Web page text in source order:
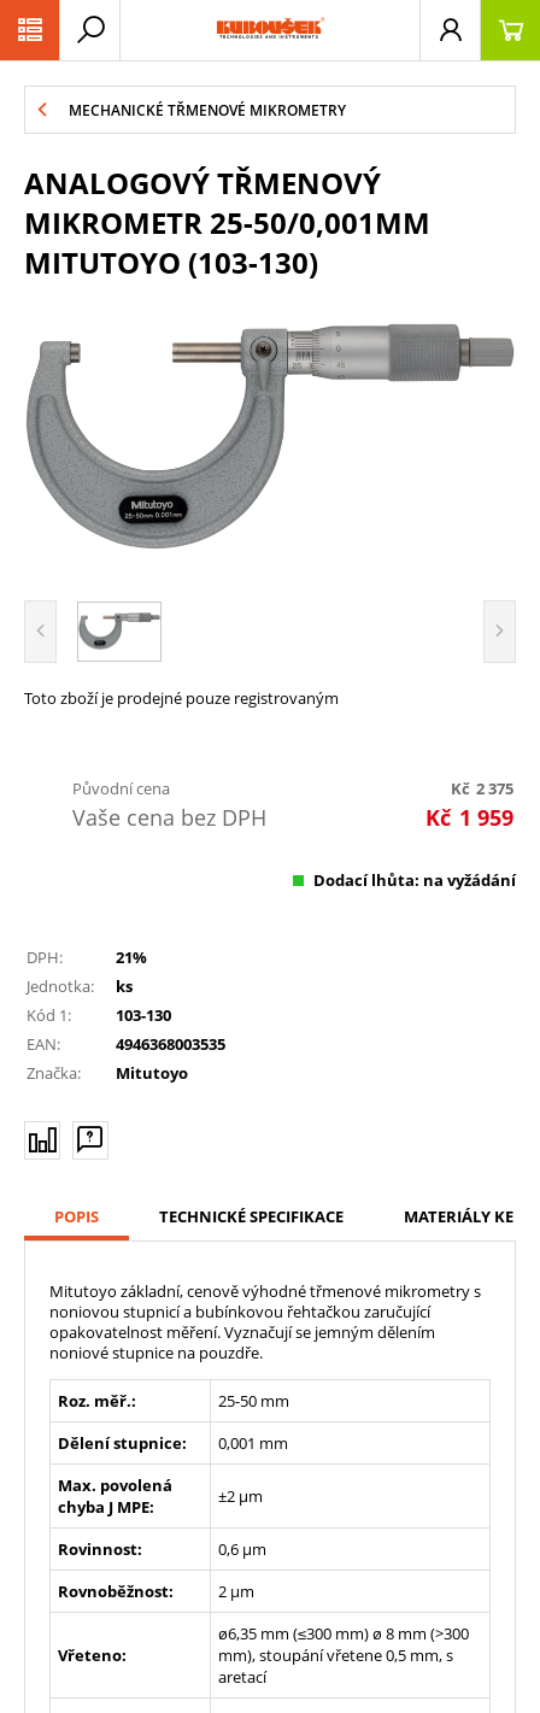
MECHANICKÉ TŘMENOVÉ MIKROMETRY
ANALOGOVÝ TŘMENOVÝ
MIKROMETR 25-50/0,001MM
MITUTOYO (103-130)
Toto zboží je prodejné pouze registrovaným
Původní cena 2 375
Kč
Vaše cena bez DPH 1 959
Kč
Dodací lhůta: na vyžádání
DPH:
21%
Jednotka:
ks
Kód 1:
103-130
EAN:
4946368003535
Značka:
Mitutoyo
POPIS TECHNICKÉ SPECIFIKACE MATERIÁLY KE
Mitutoyo základní, cenově výhodné třmenové mikrometry s
noniovou stupnicí a bubínkovou řehtačkou zaručující
opakovatelnost měření. Vyznačují se jemným dělením
noniové stupnice na pouzdře.
Roz. měř.:
25-50 mm
Dělení stupnice:
0,001 mm
Max. povolená
chyba J MPE:
±2 µm
Rovinnost:
0,6 µm
Rovnoběžnost:
2 µm
Vřeteno:
ø6,35 mm (≤300 mm) ø 8 mm (>300
mm), stoupání vřetene 0,5 mm, s
aretací